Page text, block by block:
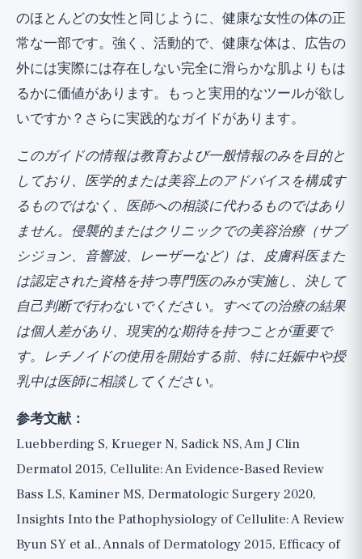
のほとんどの女性と同じように、健康な女性の体の正
常な一部です。強く、活動的で、健康な体は、広告の
外には実際には存在しない完全に滑らかな肌よりもは
るかに価値があります。もっと実用的なツールが欲し
いですか？ さらに実践的なガイドがあります。
このガイドの情報は教育および一般情報のみを目的と
しており、医学的または美容上のアドバイスを構成す
るものではなく、医師への相談に代わるものではあり
ません。侵襲的またはクリニックでの美容治療（サブ
シジョン、音響波、レーザーなど）は、皮膚科医また
は認定された資格を持つ専門医のみが実施し、決して
自己判断で行わないでください。すべての治療の結果
は個人差があり、現実的な期待を持つことが重要で
す。レチノイドの使用を開始する前、特に妊娠中や授
乳中は医師に相談してください。
参考文献：
Luebberding S, Krueger N, Sadick NS, Am J Clin
Dermatol 2015, Cellulite: An Evidence-Based Review
Bass LS, Kaminer MS, Dermatologic Surgery 2020,
Insights Into the Pathophysiology of Cellulite: A Review
Byun SY et al., Annals of Dermatology 2015, Efficacy of